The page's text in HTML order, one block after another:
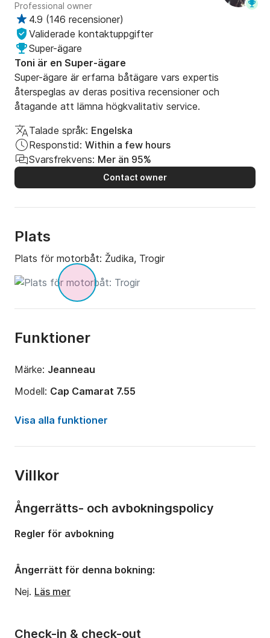
Professional owner
4.9 (146 recensioner)
Validerade kontaktuppgifter
Super-ägare
Toni är en Super-ägare
Super-ägare är erfarna båtägare vars expertis
återspeglas av deras positiva recensioner och
åtagande att lämna högkvalitativ service.
Talade språk: Engelska
Responstid: Within a few hours
Svarsfrekvens: Mer än 95%
Contact owner
Plats
Plats för motorbåt: Žudika, Trogir
Funktioner
Märke: Jeanneau
Modell: Cap Camarat 7.55
Motorstyrka:
250hk
Kapacitet ombord:
Antal kabiner:
Visa alla funktioner
Villkor
Check-in & check-out
Ångerrätts- och avbokningspolicy
Regler för avbokning
Ångerrätt för denna bokning:
Nej. Läs mer